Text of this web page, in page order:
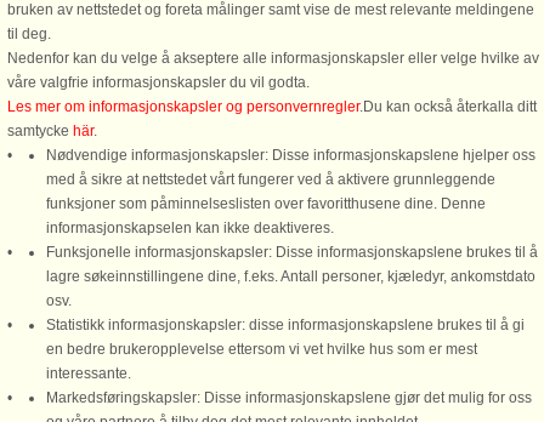
På Langø nord for Kerteminde ligger
dette sommerhus med en smuk
udsigt over havet. Huset ligger ca.
185 m fra kysten mod syd og ca. 300
m fra kysten mod nord.
Sommerhuset har en lys kombineret
stue og ...
fra 10.390 NOK
DanCenter A/S - Kronprinsensgade 3, 2. - 1114 København K - Danmark
bruken av nettstedet og foreta målinger samt vise de mest relevante meldingene
til deg.
Nedenfor kan du velge å akseptere alle informasjonskapsler eller velge hvilke av
våre valgfrie informasjonskapsler du vil godta.
Les mer om informasjonskapsler og personvernregler.Du kan också återkalla ditt
samtycke här.
Nødvendige informasjonskapsler: Disse informasjonskapslene hjelper oss
med å sikre at nettstedet vårt fungerer ved å aktivere grunnleggende
funksjoner som påminnelseslisten over favoritthusene dine. Denne
informasjonskapselen kan ikke deaktiveres.
Funksjonelle informasjonskapsler: Disse informasjonskapslene brukes til å
lagre søkeinnstillingene dine, f.eks. Antall personer, kjæledyr, ankomstdato
osv.
Statistikk informasjonskapsler: disse informasjonskapslene brukes til å gi
en bedre brukeropplevelse ettersom vi vet hvilke hus som er mest
interessante.
Markedsføringskapsler: Disse informasjonskapslene gjør det mulig for oss